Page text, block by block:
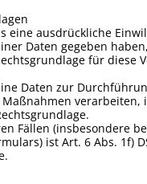
eine ausdrückliche
Daten gegeben
für diese
Daten zur
verarbeiten,
Fällen (insbesondere
ist Art. 6 Abs. 1f)